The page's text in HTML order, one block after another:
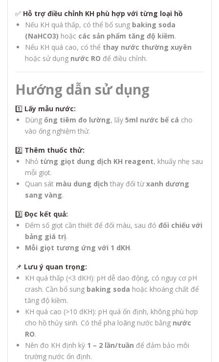
✅ Hỗ trợ điều chỉnh KH phù hợp với từng loại hồ
Nếu KH quá thấp, có thể bổ sung baking soda
(NaHCO3) hoặc các sản phẩm tăng độ kiềm.
Nếu KH quá cao, có thể thay nước thường xuyên
hoặc sử dụng nước RO để điều chỉnh.
Hướng dẫn sử dụng
1️⃣ Lấy mẫu nước:
Dùng ống tiêm đo lường, lấy 5ml nước bể cá cho
vào ống nghiệm thử.
2️⃣ Thêm thuốc thử:
Nhỏ từng giọt dung dịch KH reagent, khuấy nhẹ sau
mỗi giọt.
Quan sát màu dung dịch thay đổi từxanh dương
sang vàng.
3️⃣ Đọc kết quả:
Đếm số giọt cần thiết để đổi màu, sau đó đối chiếu với
bảng giá trị.
Mỗi giọt tương ứng với 1 dKH.
📌 Lưu ý quan trọng:
KH quá thấp (<3 dKH): pH dễ dao động, có nguy cơ pH
crash. Cần bổ sung baking soda hoặc khoáng chất để
tăng độ kiềm.
KH quá cao (>10 dKH): pH quá ổn định, không phù hợp
cho hồ thủy sinh. Có thể pha loãng nước bằng nước
RO.
Nên đo KH định kỳ 1 – 2 lần/tuần để đảm bảo môi
trường nước ổn định.